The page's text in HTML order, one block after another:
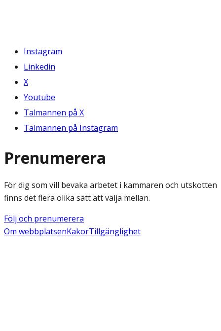
Instagram
Linkedin
X
Youtube
Talmannen på X
Talmannen på Instagram
Prenumerera
För dig som vill bevaka arbetet i kammaren och utskotten
finns det flera olika sätt att välja mellan.
Följ och prenumerera
Om webbplatsenKakorTillgänglighet